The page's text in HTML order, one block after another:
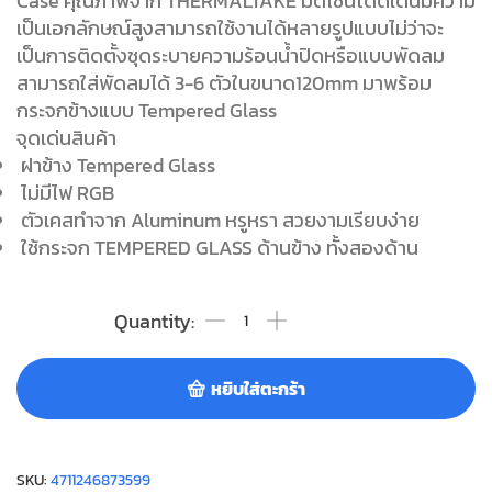
เป็นเอกลักษณ์สูงสามารถใช้งานได้หลายรูปแบบไม่ว่าจะ
เป็นการติดตั้งชุดระบายความร้อนนํ้าปิดหรือแบบพัดลม
สามารถใส่พัดลมได้ 3-6 ตัวในขนาด120mm มาพร้อม
กระจกข้างแบบ Tempered Glass
จุดเด่นสินค้า
ฝาข้าง Tempered Glass
ไม่มีไฟ RGB
ตัวเคสทำจาก Aluminum หรูหรา สวยงามเรียบง่าย
ใช้กระจก TEMPERED GLASS ด้านข้าง ทั้งสองด้าน
หยิบใส่ตะกร้า
SKU:4711246873599